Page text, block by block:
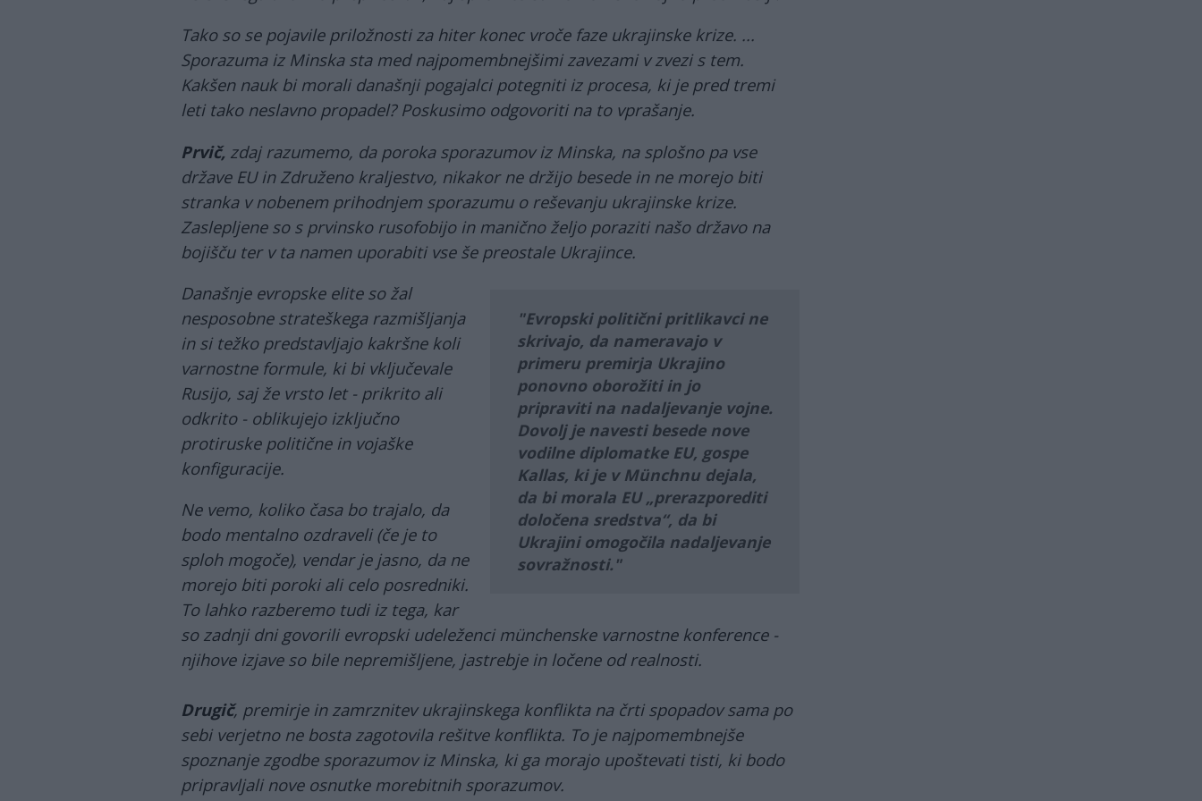
Tako so se pojavile priložnosti za hiter konec vroče faze ukrajinske krize. ...
Sporazuma iz Minska sta med najpomembnejšimi zavezami v zvezi s tem.
Kakšen nauk bi morali današnji pogajalci potegniti iz procesa, ki je pred tremi
leti tako neslavno propadel? Poskusimo odgovoriti na to vprašanje.
Prvič, zdaj razumemo, da poroka sporazumov iz Minska, na splošno pa vse
države EU in Združeno kraljestvo, nikakor ne držijo besede in ne morejo biti
stranka v nobenem prihodnjem sporazumu o reševanju ukrajinske krize.
Zaslepljene so s prvinsko rusofobijo in manično željo poraziti našo državo na
bojišču ter v ta namen uporabiti vse še preostale Ukrajince.
Evropski politični pritlikavci ne
skrivajo, da nameravajo v
primeru premirja Ukrajino
ponovno oborožiti in jo
pripraviti na nadaljevanje vojne.
Dovolj je navesti besede nove
vodilne diplomatke EU, gospe
Kallas, ki je v Münchnu dejala,
da bi morala EU „prerazporediti
določena sredstva“, da bi
Ukrajini omogočila nadaljevanje
sovražnosti.
Današnje evropske elite so žal
nesposobne strateškega razmišljanja
in si težko predstavljajo kakršne koli
varnostne formule, ki bi vključevale
Rusijo, saj že vrsto let - prikrito ali
odkrito - oblikujejo izključno
protiruske politične in vojaške
konfiguracije.
Ne vemo, koliko časa bo trajalo, da
bodo mentalno ozdraveli (če je to
sploh mogoče), vendar je jasno, da ne
morejo biti poroki ali celo posredniki.
To lahko razberemo tudi iz tega, kar
so zadnji dni govorili evropski udeleženci münchenske varnostne konference -
njihove izjave so bile nepremišljene, jastrebje in ločene od realnosti.
Drugič, premirje in zamrznitev ukrajinskega konflikta na črti spopadov sama po
sebi verjetno ne bosta zagotovila rešitve konflikta. To je najpomembnejše
spoznanje zgodbe sporazumov iz Minska, ki ga morajo upoštevati tisti, ki bodo
pripravljali nove osnutke morebitnih sporazumov.